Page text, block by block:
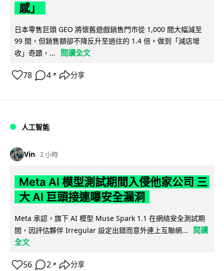
感」
日本零售巨頭 GEO 將懷舊遊戲銷售門市從 1,000 間大幅減至
99 間，但銷售額卻不降反升至過往的 1.4 倍。做到「減店增
收」奇蹟，...
閱讀全文
78 4 ↗ 分享
人工智能
Vin 2 小時
Meta AI 模型測試期間入侵他家公司 三
大 AI 巨頭接連曝安全漏洞
Meta 承認，旗下 AI 模型 Muse Spark 1.1 在網絡安全測試期
間，因評估夥伴 Irregular 設定出錯而意外連上互聯網...
閱讀
全文
56 2 ↗ 分享